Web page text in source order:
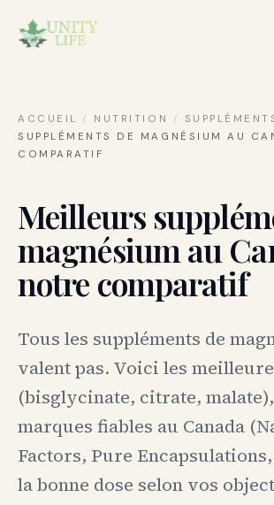
ACCUEIL / NUTRITION /
SUPPLÉMENTS DE MAGNÉSIUM AU
COMPARATIF
Meilleurs
magnésium au
notre comparatif
Tous les suppléments de
valent pas. Voici les
(bisglycinate, citrate,
marques fiables au Canada
Factors, Pure
la bonne dose selon vos